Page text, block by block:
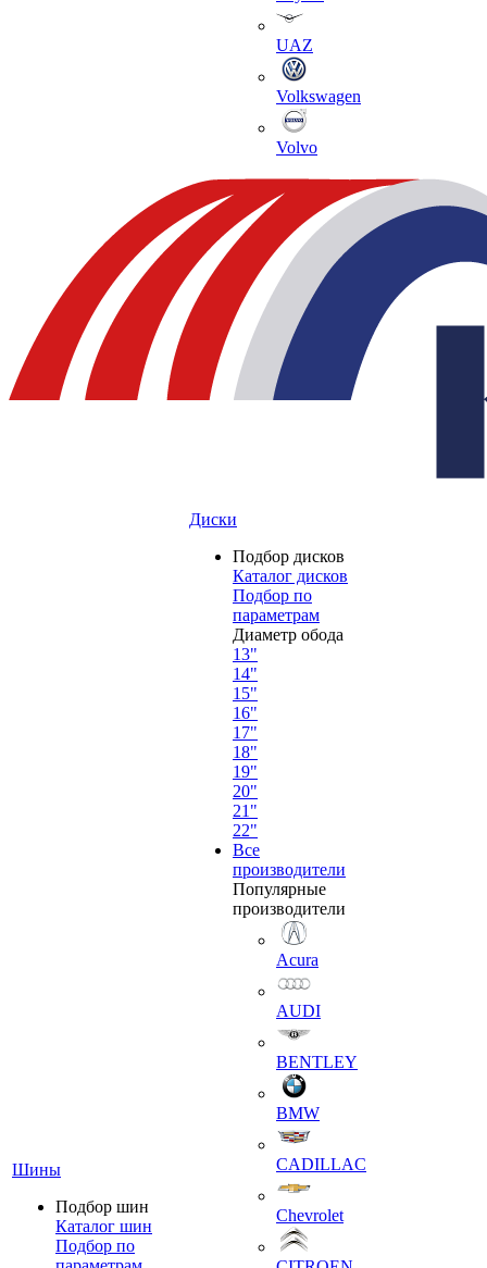
UAZ
Volkswagen
Volvo
Шины
Подбор шин
Каталог шин
Подбор по
Диски
Подбор дисков
Каталог дисков
Подбор по
параметрам
Диаметр обода
13"
14"
15"
16"
17"
18"
19"
20"
21"
22"
Все
производители
Популярные
производители
Acura
AUDI
BENTLEY
BMW
CADILLAC
Chevrolet